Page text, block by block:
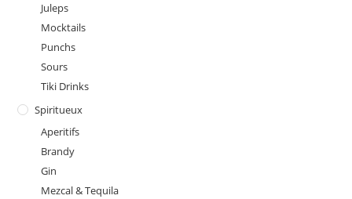
Juleps
Mocktails
Punchs
Sours
Tiki Drinks
Spiritueux
Aperitifs
Brandy
Gin
Mezcal & Tequila